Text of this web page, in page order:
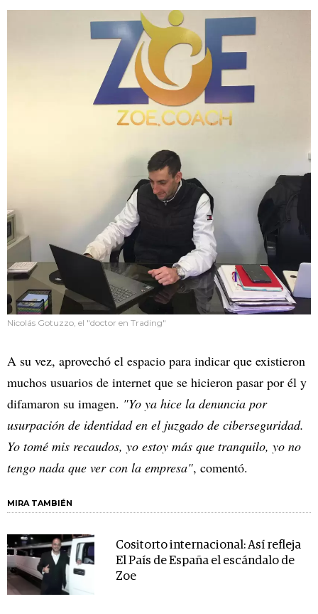
Nicolás Gotuzzo, el "doctor en Trading"
A su vez, aprovechó el espacio para indicar que existieron
muchos usuarios de internet que se hicieron pasar por él y
difamaron su imagen. "Yo ya hice la denuncia por
usurpación de identidad en el juzgado de ciberseguridad.
Yo tomé mis recaudos, yo estoy más que tranquilo, yo no
tengo nada que ver con la empresa", comentó.
MIRA TAMBIÉN
Cositorto internacional: Así refleja
El País de España el escándalo de
Zoe